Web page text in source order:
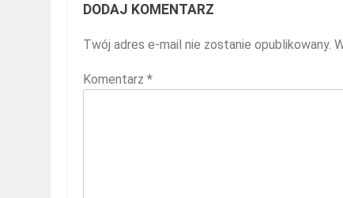
DODAJ KOMENTARZ
Twój adres e-mail nie zostanie opublikowany.
Komentarz *